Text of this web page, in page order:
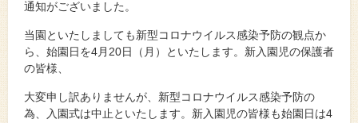
通知がございました。
当園といたしましても新型コロナウイルス感染予防の観点か
ら、始園日を4月20日（月）といたします。新入園児の保護者
の皆様、
大変申し訳ありませんが、新型コロナウイルス感染予防の
為、入園式は中止といたします。新入園児の皆様も始園日は4